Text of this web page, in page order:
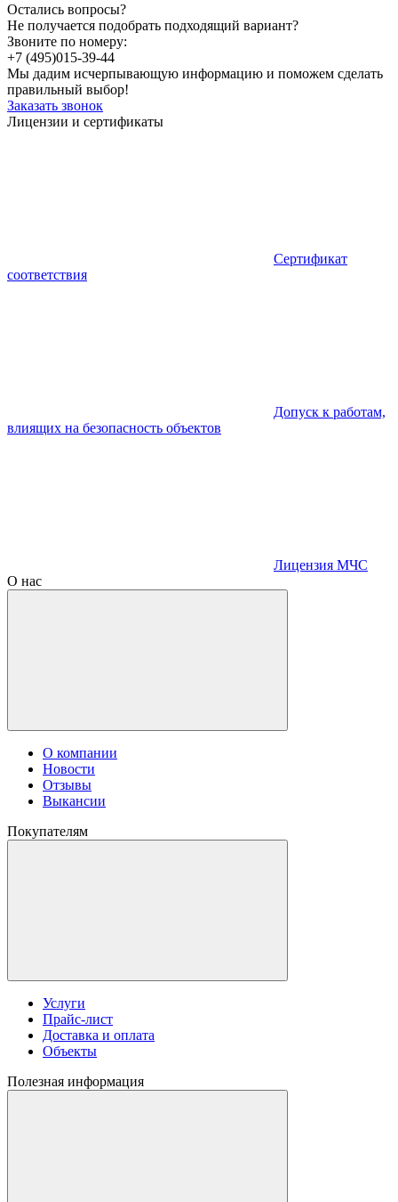
Остались вопросы?
Не получается подобрать подходящий вариант?
Звоните по номеру:
+7 (495)015-39-44
Мы дадим исчерпывающую информацию и поможем сделать
правильный выбор!
Заказать звонок
Лицензии и сертификаты
Сертификат
соответствия
Допуск к работам,
влиящих на безопасность объектов
Лицензия МЧС
О нас
О компании
Новости
Отзывы
Выкансии
Покупателям
Услуги
Прайс-лист
Доставка и оплата
Объекты
Полезная информация